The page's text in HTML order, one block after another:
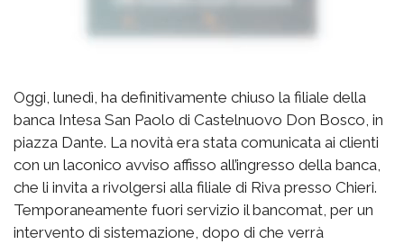
Oggi, lunedì, ha definitivamente chiuso la filiale della
banca Intesa San Paolo di Castelnuovo Don Bosco, in
piazza Dante. La novità era stata comunicata ai clienti
con un laconico avviso affisso all’ingresso della banca,
che li invita a rivolgersi alla filiale di Riva presso Chieri.
Temporaneamente fuori servizio il bancomat, per un
intervento di sistemazione, dopo di che verrà